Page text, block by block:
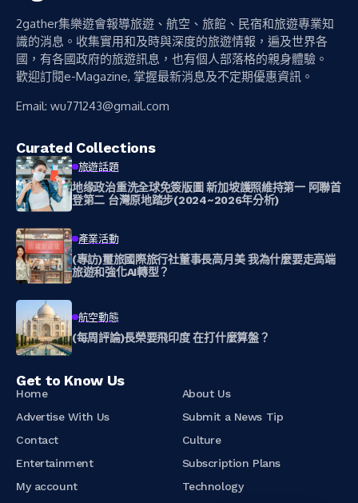
2gather集樂遊會報導旅遊、航空、旅館、民宿和旅遊專業知
識的消息。收集實用和及時與深度的旅遊情報，遍及世界各
國，有各國政府的旅遊訊息，也有個人部落格的親身體驗。
歡迎訂閱e-Magazine, 掌握最新消息及不定期優惠資訊。
Email: wu771243@gmail.com
Curated Collections
旅遊話題
地缘政治重洗全球免簽版圖 新加坡護照維持第一 阿聯首
登第二 台灣原地踏步(2024~2026年分析)
產業活動
(專訪)璽旅國際旅行社董事長高月美 我為什麼要走高端
旅遊和強化AI轉型？
航空動態
(每周評論)長榮要飛印度 在打什麼算盤？
Get to Know Us
Home
About Us
Advertise With Us
Submit a News Tip
Contact
Culture
Entertainment
Subscription Plans
My account
Technology